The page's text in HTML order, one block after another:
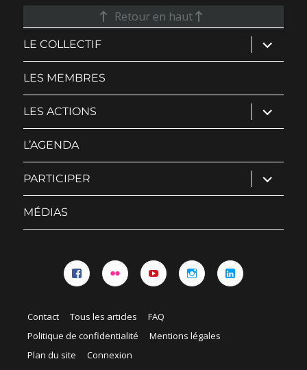
Retour en haut
LE COLLECTIF ouvrir
le
sous-
LES MEMBRES
LES ACTIONS ouvrir
le
sous-
L’AGENDA
PARTICIPER ouvrir
le
sous-
MÉDIAS
Contact Tous les articles
FAQ
Politique de confidentialité
Mentions légales
Plan du site
Connexion